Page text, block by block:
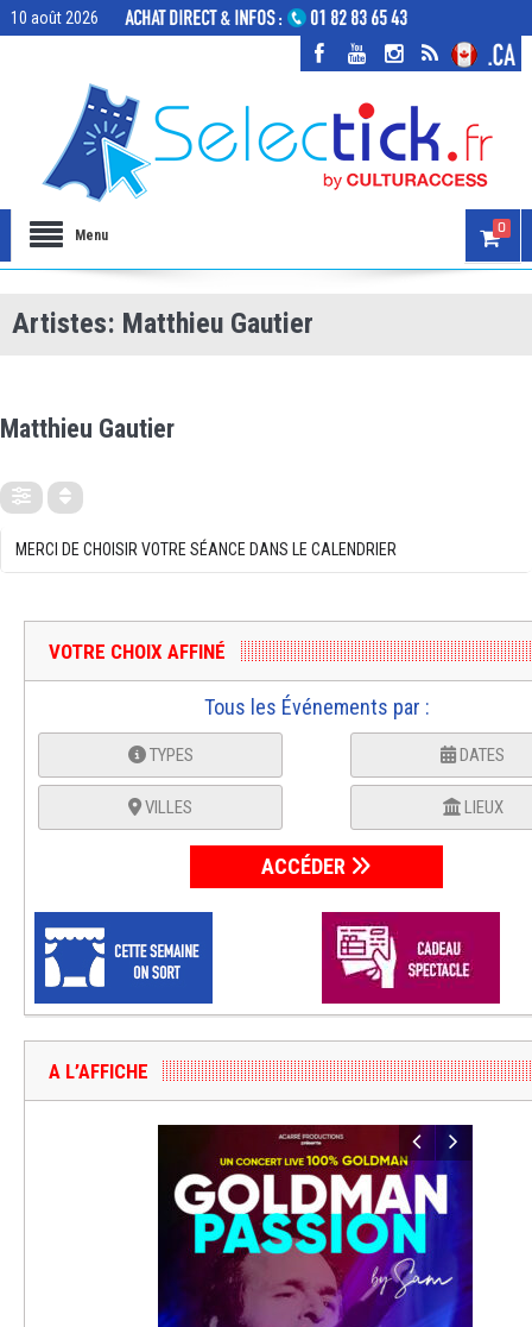
10 août 2026
Menu 0
Artistes: Matthieu Gautier
Matthieu Gautier
MERCI DE CHOISIR VOTRE SÉANCE DANS LE CALENDRIER
VOTRE CHOIX AFFINÉ
Tous les Événements par :
TYPES DATES
VILLES LIEUX
ACCÉDER
A L’AFFICHE